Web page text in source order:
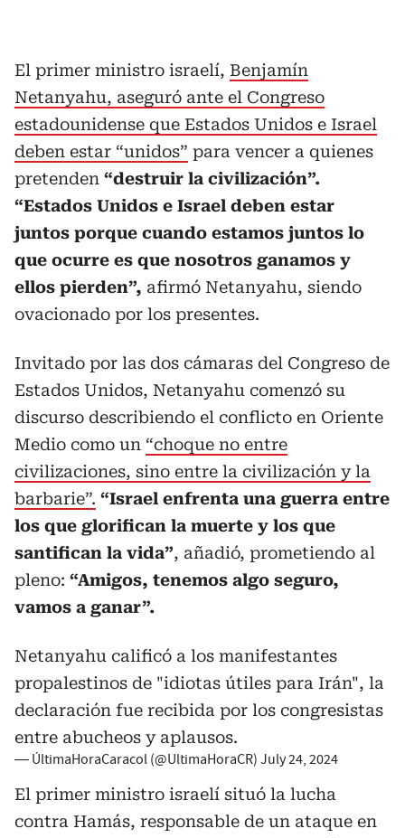
El primer ministro israelí, Benjamín
Netanyahu, aseguró ante el Congreso
estadounidense que Estados Unidos e Israel
deben estar “unidos” para vencer a quienes
pretenden “destruir la civilización”.
“Estados Unidos e Israel deben estar
juntos porque cuando estamos juntos lo
que ocurre es que nosotros ganamos y
ellos pierden”, afirmó Netanyahu, siendo
ovacionado por los presentes.
Invitado por las dos cámaras del Congreso de
Estados Unidos, Netanyahu comenzó su
discurso describiendo el conflicto en Oriente
Medio como un “choque no entre
civilizaciones, sino entre la civilización y la
barbarie”. “Israel enfrenta una guerra entre
los que glorifican la muerte y los que
santifican la vida”, añadió, prometiendo al
pleno: “Amigos, tenemos algo seguro,
vamos a ganar”.
Netanyahu calificó a los manifestantes
propalestinos de "idiotas útiles para Irán", la
declaración fue recibida por los congresistas
entre abucheos y aplausos.
— ÚltimaHoraCaracol (@UltimaHoraCR) July 24, 2024
El primer ministro israelí situó la lucha
contra Hamás, responsable de un ataque en